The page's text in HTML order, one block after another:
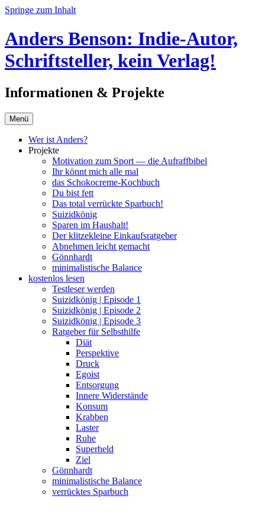
Springe zum Inhalt
Anders Benson: Indie-Autor,
Schriftsteller, kein Verlag!
Informationen & Projekte
Menü
Wer ist Anders?
Projekte
Motivation zum Sport — die Aufraffbibel
Ihr könnt mich alle mal
das Schokocreme-Kochbuch
Du bist fett
Das total verrückte Sparbuch!
Suizidkönig
Sparen im Haushalt!
Der klitzekleine Einkaufsratgeber
Abnehmen leicht gemacht
Gönnhardt
minimalistische Balance
kostenlos lesen
Testleser werden
Suizidkönig | Episode 1
Suizidkönig | Episode 2
Suizidkönig | Episode 3
Ratgeber für Selbsthilfe
Diät
Perspektive
Druck
Egoist
Entsorgung
Innere Widerstände
Konsum
Krabben
Laster
Ruhe
Superheld
Ziel
Gönnhardt
minimalistische Balance
verrücktes Sparbuch